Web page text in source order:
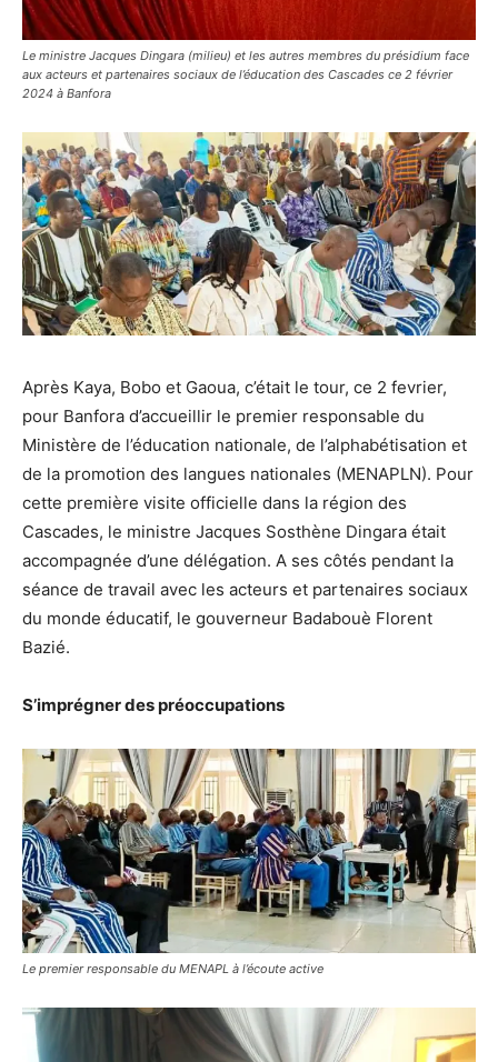
Le ministre Jacques Dingara (milieu) et les autres membres du présidium face
aux acteurs et partenaires sociaux de l’éducation des Cascades ce 2 février
2024 à Banfora
Après Kaya, Bobo et Gaoua, c’était le tour, ce 2 fevrier,
pour Banfora d’accueillir le premier responsable du
Ministère de l’éducation nationale, de l’alphabétisation et
de la promotion des langues nationales (MENAPLN). Pour
cette première visite officielle dans la région des
Cascades, le ministre Jacques Sosthène Dingara était
accompagnée d’une délégation. A ses côtés pendant la
séance de travail avec les acteurs et partenaires sociaux
du monde éducatif, le gouverneur Badabouè Florent
Bazié.
S’imprégner des préoccupations
Le premier responsable du MENAPL à l’écoute active